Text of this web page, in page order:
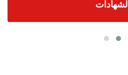
الشهادات